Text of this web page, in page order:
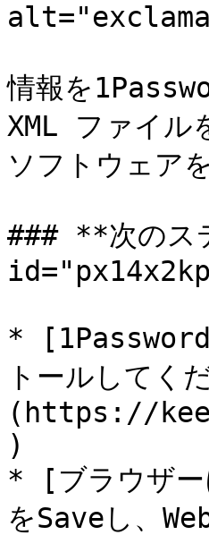
情報を
XML ファイル
ソフトウェア
### **次の
* [1Password
トールしてく
(https://
)
* [ブラウザー
をSaveし、